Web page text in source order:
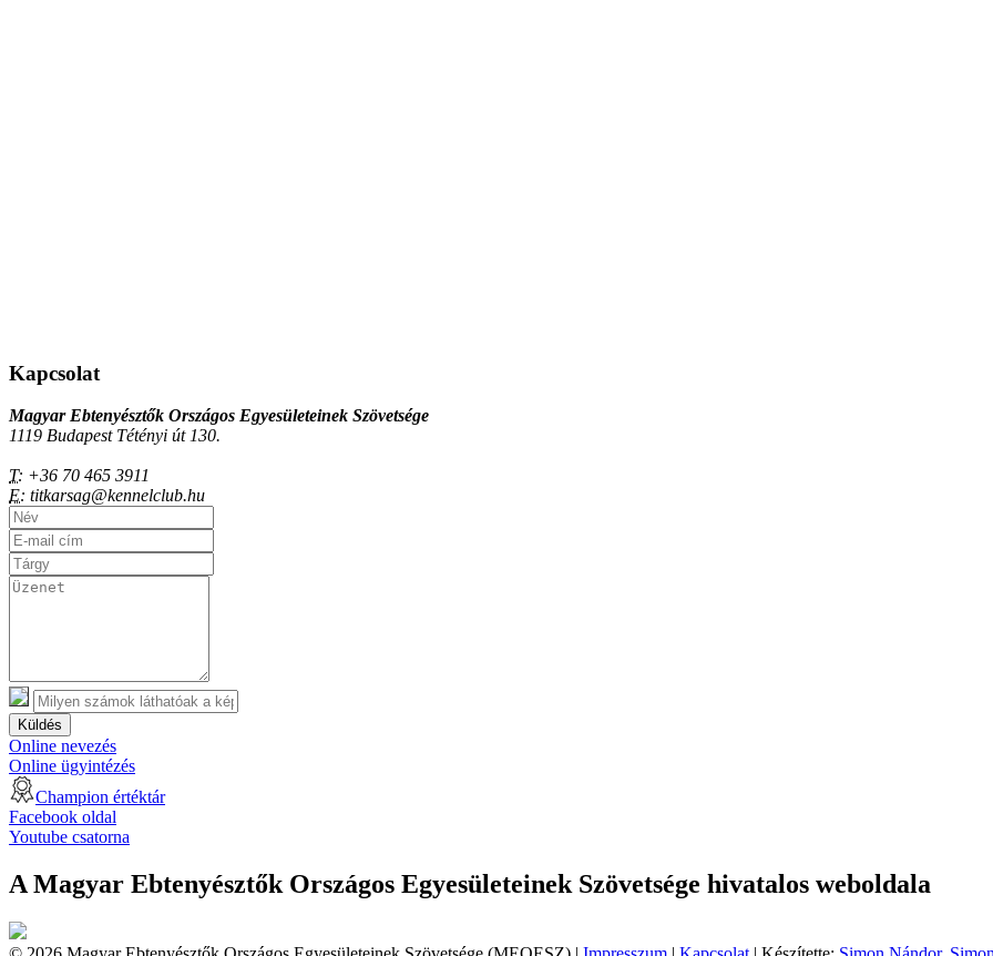
Kapcsolat
Magyar Ebtenyésztők Országos Egyesületeinek Szövetsége
1119 Budapest Tétényi út 130.
T: +36 70 465 3911
E: titkarsag@kennelclub.hu
Küldés
Online nevezés
Online ügyintézés
Champion értéktár
Facebook oldal
Youtube csatorna
A Magyar Ebtenyésztők Országos Egyesületeinek Szövetsége hivatalos weboldala